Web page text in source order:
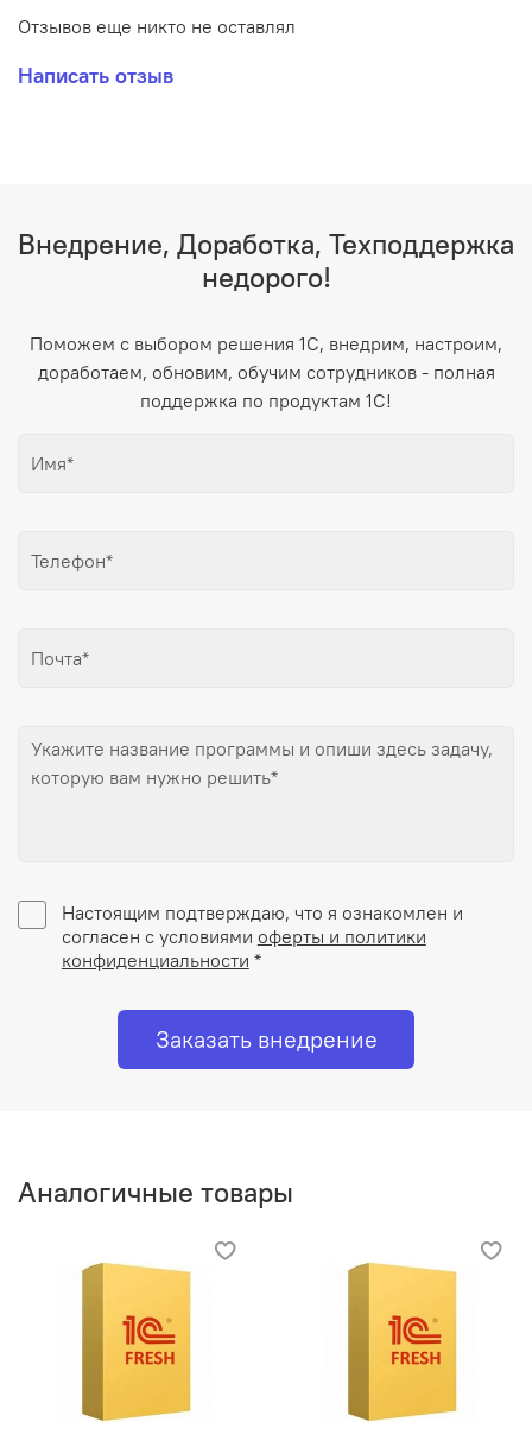
Отзывов еще никто не оставлял
Написать отзыв
Внедрение, Доработка, Техподдержка
недорого!
Поможем с выбором решения 1С, внедрим, настроим,
доработаем, обновим, обучим сотрудников - полная
поддержка по продуктам 1С!
Настоящим подтверждаю, что я ознакомлен и
согласен с условиями оферты и политики
конфиденциальности *
Заказать внедрение
Аналогичные товары